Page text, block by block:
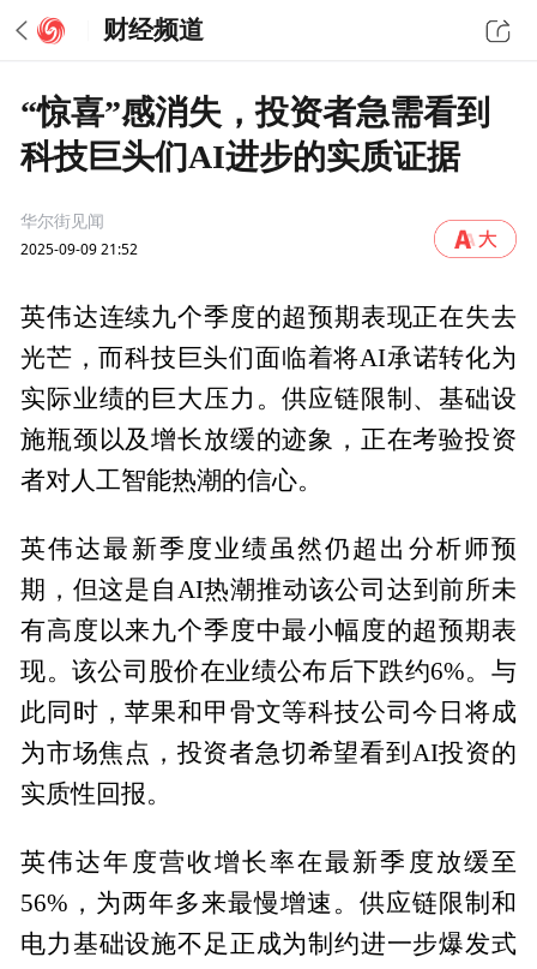
财经频道
“惊喜”感消失，投资者急需看到
科技巨头们AI进步的实质证据
华尔街见闻
2025-09-09 21:52
英伟达连续九个季度的超预期表现正在失去
光芒，而科技巨头们面临着将AI承诺转化为
实际业绩的巨大压力。供应链限制、基础设
施瓶颈以及增长放缓的迹象，正在考验投资
者对人工智能热潮的信心。
英伟达最新季度业绩虽然仍超出分析师预
期，但这是自AI热潮推动该公司达到前所未
有高度以来九个季度中最小幅度的超预期表
现。该公司股价在业绩公布后下跌约6%。与
此同时，苹果和甲骨文等科技公司今日将成
为市场焦点，投资者急切希望看到AI投资的
实质性回报。
英伟达年度营收增长率在最新季度放缓至
56%，为两年多来最慢增速。供应链限制和
电力基础设施不足正成为制约进一步爆发式